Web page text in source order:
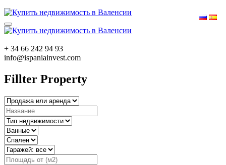
+ 34 66 242 94 93
info@ispaniainvest.com
Fillter Property